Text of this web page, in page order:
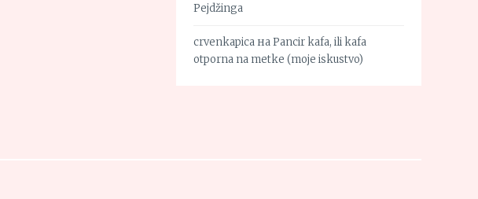
Pejdžinga
crvenkapica наPancir kafa, ili kafa
otporna na metke (moje iskustvo)